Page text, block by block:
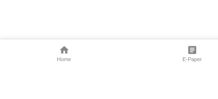
Home E-Paper